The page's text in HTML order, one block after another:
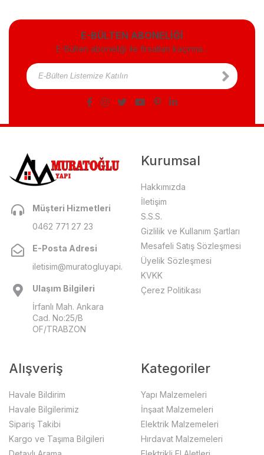
E-BÜLTEN ABONELİĞİ
E-Bülten aboneliği ile fırsatları kaçırma...
Müşteri Hizmetleri
0462 771 27 23
E-Posta Adresi
iletisim@muratogluyapi.com
Ulaşım Bilgileri
İrfanlı Mah. Ankara
Cad. No:25/B
OF/TRABZON
Kurumsal
Hakkımızda
İletişim
S.S.S.
Gizlilik ve Kullanım Şartları
Mesafeli Satış Sözleşmesi
Üyelik Sözleşmesi
KVKK
Çerez Politikası
Alışveriş
Havale Bildirim
Havale Bilgilerimiz
Sipariş Takibi
Kargo ve Taşıma Bilgileri
Kategoriler
Yapı Malzemeleri
İnşaat Malzemeleri
Elektrik Malzemeleri
Hırdavat Malzemeleri